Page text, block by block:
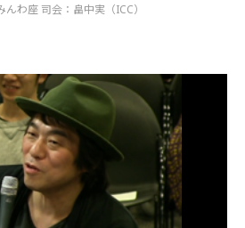
わ座 司会：畠中実（ICC）